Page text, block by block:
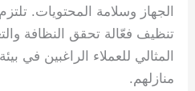
الجهاز وسلامة المحتويات.
تنظيف فعّالة تحقق النظافة
المثالي للعملاء الراغبين في
منازلهم.